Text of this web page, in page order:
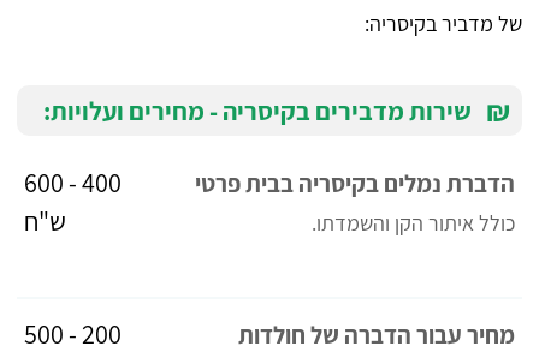
של מדביר בקיסריה:
₪ שירות מדבירים בקיסריה - מחירים ועלויות:
הדברת נמלים בקיסריה בבית פרטי
כולל איתור הקן והשמדתו.
400 - 600
ש"ח
מחיר עבור הדברה של חולדות
200 - 500